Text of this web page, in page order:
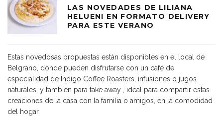
LAS NOVEDADES DE LILIANA
HELUENI EN FORMATO DELIVERY
PARA ESTE VERANO
Estas novedosas propuestas están disponibles en el local de
Belgrano, donde pueden disfrutarse con un café de
especialidad de Índigo Coffee Roasters, infusiones o jugos
naturales, y también para take away , ideal para compartir estas
creaciones de la casa con la familia o amigos, en la comodidad
del hogar.